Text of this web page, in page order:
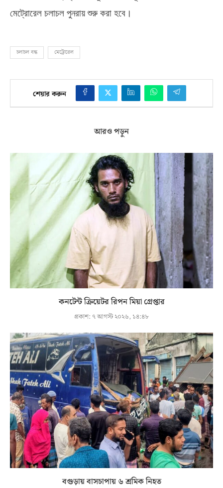
মেট্রোরেল চলাচল পুনরায় শুরু করা হবে।
চলাচল বন্ধ মেট্রোরেল
শেয়ার করুন
আরও পড়ুন
কনটেন্ট ক্রিয়েটর রিপন মিয়া গ্রেপ্তার
প্রকাশ: ৭ আগস্ট ২০২৬, ১৪:৪৮
বগুড়ায় বাসচাপায় ৬ শ্রমিক নিহত